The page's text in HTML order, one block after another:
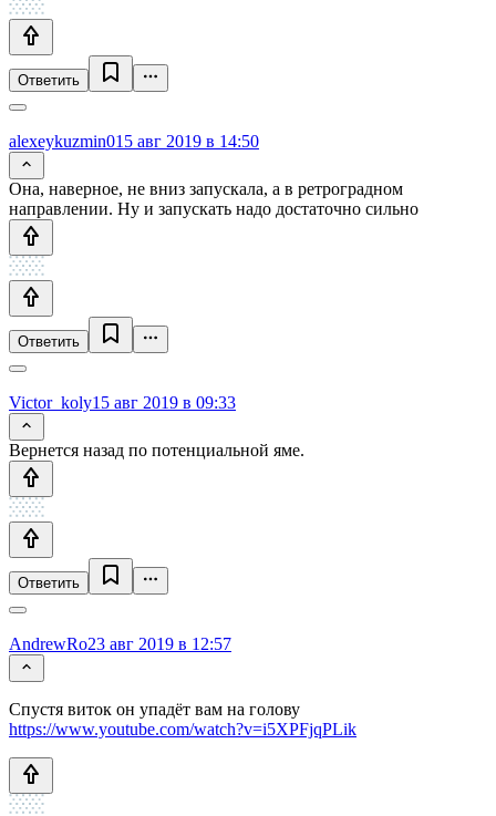
Ответить
alexeykuzmin015 авг 2019 в 14:50
Она, наверное, не вниз запускала, а в ретроградном
направлении. Ну и запускать надо достаточно сильно
Ответить
Victor_koly15 авг 2019 в 09:33
Вернется назад по потенциальной яме.
Ответить
AndrewRo23 авг 2019 в 12:57
Спустя виток он упадёт вам на голову
https://www.youtube.com/watch?v=i5XPFjqPLik